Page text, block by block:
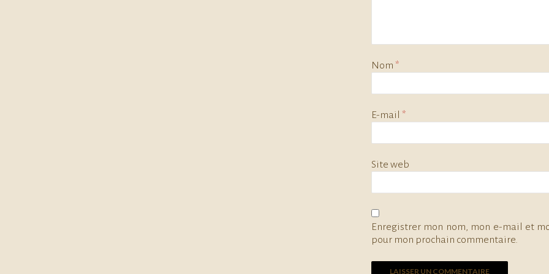
Nom *
E-mail *
Site web
Enregistrer mon nom, mon e-mail et
pour mon prochain commentaire.